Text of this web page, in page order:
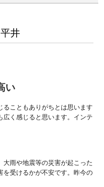
井
い
こともありがちとは思います
く感じると思います。インテ
雨や地震等の災害が起こった
受けるかが不安です。昨今の